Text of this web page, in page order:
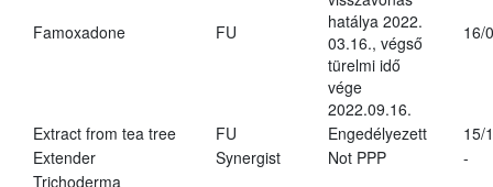
Famoxadone FU
hatálya 2022.
03.16., végső
türelmi idő
vége
2022.09.16.
16/
Extract from tea tree FU Engedélyezett
15/
Extender
Synergist Not PPP
-
Trichoderma